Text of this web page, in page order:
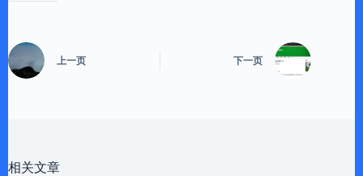
上一页 下一页
相关文章